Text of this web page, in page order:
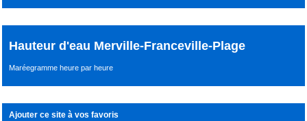
Hauteur d'eau Merville-Franceville-Plage
Maréegramme heure par heure
Ajouter ce site à vos favoris